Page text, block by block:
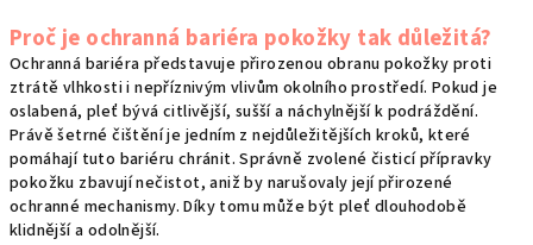
Proč je ochranná bariéra pokožky tak důležitá?
Ochranná bariéra představuje přirozenou obranu pokožky proti
ztrátě vlhkosti i nepříznivým vlivům okolního prostředí. Pokud je
oslabená, pleť bývá citlivější, sušší a náchylnější k podráždění.
Právě šetrné čištění je jedním z nejdůležitějších kroků, které
pomáhají tuto bariéru chránit. Správně zvolené čisticí přípravky
pokožku zbavují nečistot, aniž by narušovaly její přirozené
ochranné mechanismy. Díky tomu může být pleť dlouhodobě
klidnější a odolnější.